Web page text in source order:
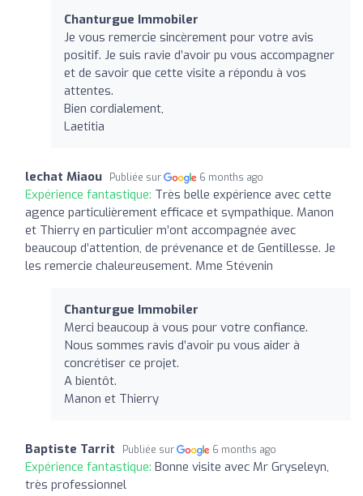
Chanturgue Immobiler
Je vous remercie sincèrement pour votre avis
positif. Je suis ravie d’avoir pu vous accompagner
et de savoir que cette visite a répondu à vos
attentes.
Bien cordialement,
Laetitia
lechat Miaou Publiée sur 6 months ago
Expérience fantastique: Très belle expérience avec cette
agence particulièrement efficace et sympathique. Manon
et Thierry en particulier m’ont accompagnée avec
beaucoup d’attention, de prévenance et de Gentillesse. Je
les remercie chaleureusement. Mme Stévenin
Chanturgue Immobiler
Merci beaucoup à vous pour votre confiance.
Nous sommes ravis d’avoir pu vous aider à
concrétiser ce projet.
A bientôt.
Manon et Thierry
Baptiste Tarrit Publiée sur 6 months ago
Expérience fantastique: Bonne visite avec Mr Gryseleyn,
très professionnel